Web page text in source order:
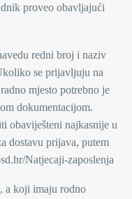
proveo obavljajući
redni broj i naziv
se prijavljuju na
mjesto potrebno je
dokumentacijom.
obaviješteni najkasnije u
dostavu prijava, putem
Natjecaji-zaposlenja
a koji imaju rodno